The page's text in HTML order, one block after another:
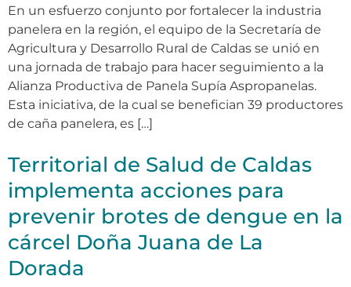
En un esfuerzo conjunto por fortalecer la industria
panelera en la región, el equipo de la Secretaría de
Agricultura y Desarrollo Rural de Caldas se unió en
una jornada de trabajo para hacer seguimiento a la
Alianza Productiva de Panela Supía Aspropanelas.
Esta iniciativa, de la cual se benefician 39 productores
de caña panelera, es […]
Territorial de Salud de Caldas
implementa acciones para
prevenir brotes de dengue en la
cárcel Doña Juana de La
Dorada